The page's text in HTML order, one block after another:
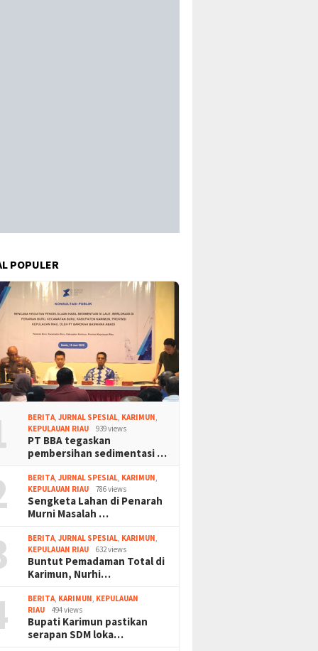
POPULER
BERITA,JURNAL SPESIAL, KARIMUN,
KEPULAUAN RIAU
939 views
PT BBA tegaskan
pembersihan sedimentasi …
BERITA,JURNAL SPESIAL, KARIMUN,
KEPULAUAN RIAU
786 views
Sengketa Lahan di Penarah
Murni Masalah …
BERITA,JURNAL SPESIAL, KARIMUN,
KEPULAUAN RIAU
632 views
Buntut Pemadaman Total di
Karimun, Nurhi…
BERITA, KARIMUN, KEPULAUAN
RIAU
494 views
Bupati Karimun pastikan
serapan SDM loka…